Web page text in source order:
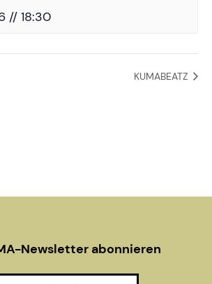
// 18:30
KUMABEATZ
Newsletter abonnieren